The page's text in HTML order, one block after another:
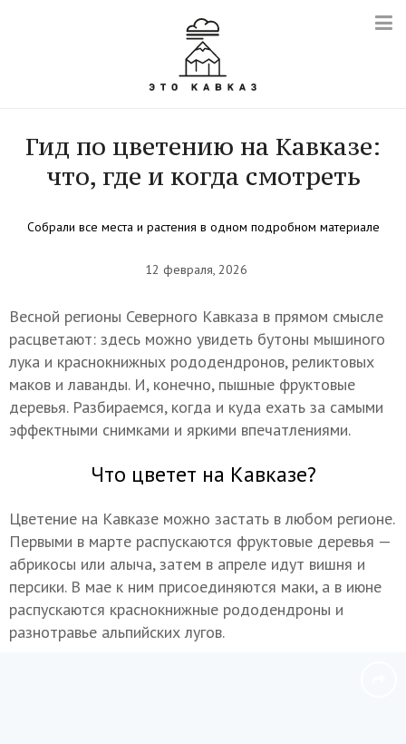
Гид по цветению на Кавказе:
что, где и когда смотреть
Собрали все места и растения в одном подробном материале
12 февраля, 2026
Весной регионы Северного Кавказа в прямом смысле
расцветают: здесь можно увидеть бутоны мышиного
лука и краснокнижных рододендронов, реликтовых
маков и лаванды. И, конечно, пышные фруктовые
деревья. Разбираемся, когда и куда ехать за самыми
эффектными снимками и яркими впечатлениями.
Что цветет на Кавказе?
Цветение на Кавказе можно застать в любом регионе.
Первыми в марте распускаются фруктовые деревья —
абрикосы или алыча, затем в апреле идут вишня и
персики. В мае к ним присоединяются маки, а в июне
распускаются краснокнижные рододендроны и
разнотравье альпийских лугов.